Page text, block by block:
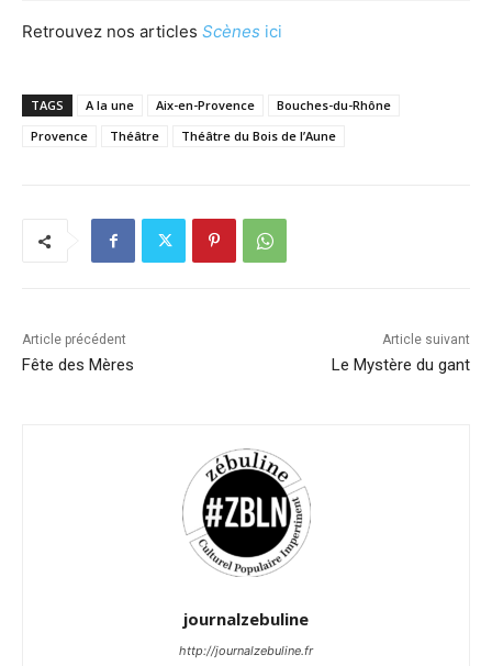
Retrouvez nos articles Scènes ici
TAGS A la une Aix-en-Provence
Bouches-du-Rhône
Provence
Théâtre Théâtre du Bois de l’Aune
Article précédent
Fête des Mères
Article suivant
Le Mystère du gant
journalzebuline
http://journalzebuline.fr